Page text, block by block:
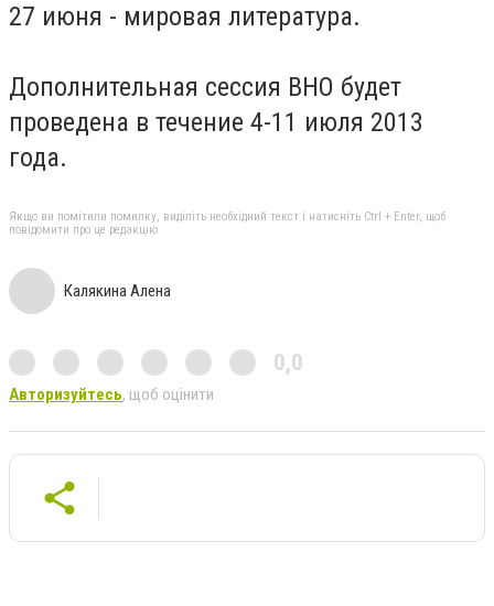
27 июня - мировая литература.
Дополнительная сессия ВНО будет
проведена в течение 4-11 июля 2013
года.
Якщо ви помітили помилку, виділіть необхідний текст і натисніть Ctrl + Enter, щоб
повідомити про це редакцію
Калякина Алена
0,0
Авторизуйтесь, щоб оцінити